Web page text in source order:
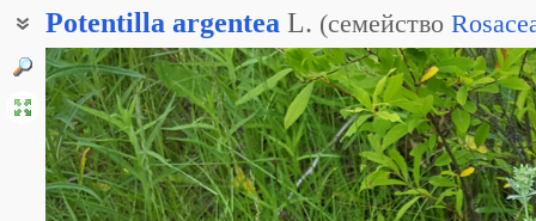
Potentilla argentea L. (семейство